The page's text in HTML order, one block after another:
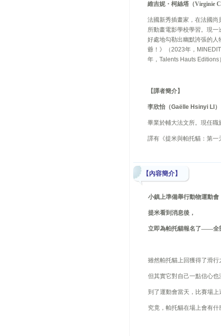
維吉妮・柯絲塔（Virginie
法國新秀插畫家，在法國尚
所動畫電影學校學習。現
好處地勾勒出幽默誇張的
爺！》（2023年，
年， Talents Hauts Editions
【譯者簡介】
李欣怡（Gaëlle Hsinyi LI ）
畢業於輔大法文所。現任
譯有《提米與帕托貓：第
【內容簡介】
小鎮上準備舉行動物運動會
提米看到消息後，
立即為帕托貓報名了——全
雖然帕托貓上回獲得了滑行
但其實它對自己一點信心
到了運動會當天，比賽場上
究竟，帕托貓在場上會有什